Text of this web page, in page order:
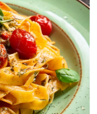
aglio e rosmarino
sfuma con il
il burro, sale e
calda per 3-4
di sale e pepe.
la salsa alle olive